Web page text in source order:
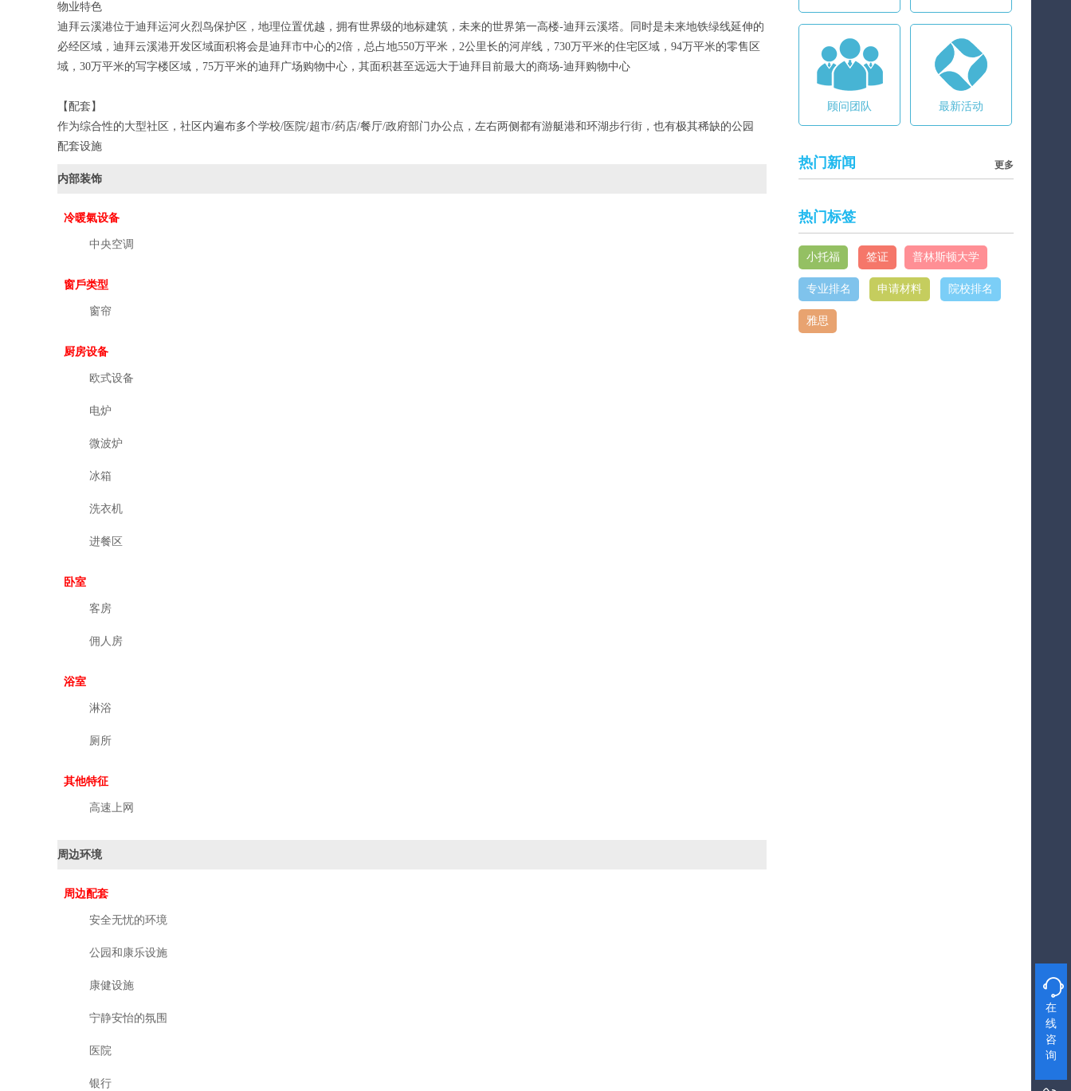
物业特色
迪拜云溪港位于迪拜运河火烈鸟保护区，地理位置优越，拥有世界级的地标建筑，未来的世界第一高楼-迪拜云溪塔。同时是未来地铁绿线延伸的
必经区域，迪拜云溪港开发区域面积将会是迪拜市中心的2倍，总占地550万平米，2公里长的河岸线，730万平米的住宅区域，94万平米的零售区
域，30万平米的写字楼区域，75万平米的迪拜广场购物中心，其面积甚至远远大于迪拜目前最大的商场-迪拜购物中心
【配套】
作为综合性的大型社区，社区内遍布多个学校/医院/超市/药店/餐厅/政府部门办公点，左右两侧都有游艇港和环湖步行街，也有极其稀缺的公园
配套设施
内部装饰
冷暖氣设备
中央空调
窗戶类型
窗帘
厨房设备
欧式设备
电炉
微波炉
冰箱
洗衣机
进餐区
卧室
客房
佣人房
浴室
淋浴
厕所
其他特征
高速上网
周边环境
周边配套
安全无忧的环境
公园和康乐设施
康健设施
宁静安怡的氛围
医院
银行
顾问团队 最新活动
热门新闻 更多
热门标签
小托福 签证 普林斯顿大学
专业排名 申请材料 院校排名
雅思

在
线
咨
询